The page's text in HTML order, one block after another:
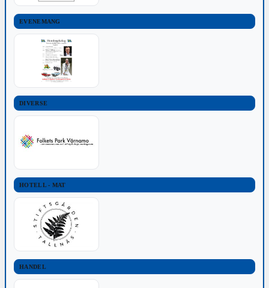
EVENEMANG
DIVERSE
HOTELL - MAT
HANDEL